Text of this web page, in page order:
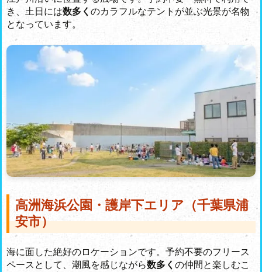
き、土日には数多く のカラフルなテントが並ぶ光景が名物
となっています。
高洲海浜公園・護岸下エリア（千葉県浦
安市）
海に面した絶好のロケーションです。予約不要のフリース
ペースとして、潮風を感じながら数多く の仲間と楽しむこ